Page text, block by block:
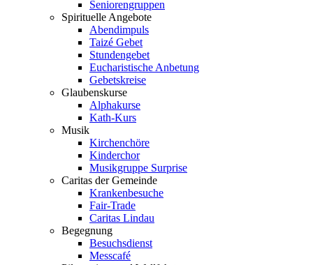
Seniorengruppen
Spirituelle Angebote
Abendimpuls
Taizé Gebet
Stundengebet
Eucharistische Anbetung
Gebetskreise
Glaubenskurse
Alphakurse
Kath-Kurs
Musik
Kirchenchöre
Kinderchor
Musikgruppe Surprise
Caritas der Gemeinde
Krankenbesuche
Fair-Trade
Caritas Lindau
Begegnung
Besuchsdienst
Messcafé